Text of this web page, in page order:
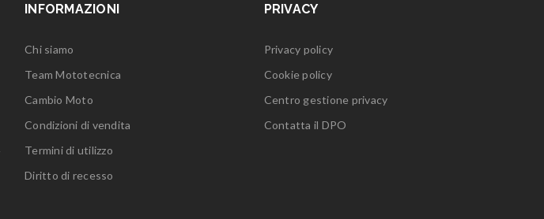
INFORMAZIONI
Chi siamo
Team Mototecnica
Cambio Moto
Condizioni di vendita
Termini di utilizzo
Diritto di recesso
PRIVACY
Privacy policy
Cookie policy
Centro gestione privacy
Contatta il DPO